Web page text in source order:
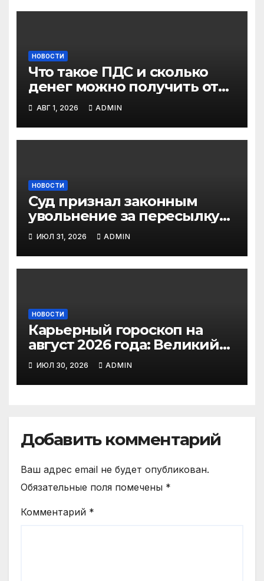
НОВОСТИ
Что такое ПДС и сколько
денег можно получить от
государства?
АВГ 1, 2026 ADMIN
НОВОСТИ
Суд признал законным
увольнение за пересылку
рабочих файлов на личную
почту
ИЮЛ 31, 2026 ADMIN
НОВОСТИ
Карьерный гороскоп на
август 2026 года: Великий
парад планет, солнечное
затмение и судьбоносные
решения для каждого
ИЮЛ 30, 2026 ADMIN
Добавить комментарий
Ваш адрес email не будет опубликован.
Обязательные поля помечены *
Комментарий *